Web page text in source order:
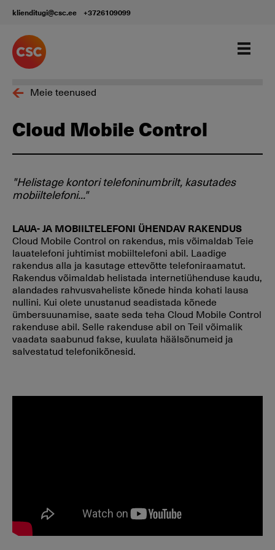
klienditugi@csc.ee +3726109099
Meie teenused
Cloud Mobile Control
"Helistage kontori telefoninumbrilt, kasutades
mobiiltelefoni..."
LAUA- JA MOBIILTELEFONI ÜHENDAV RAKENDUS
Cloud Mobile Control on rakendus, mis võimaldab Teie
lauatelefoni juhtimist mobiiltelefoni abil. Laadige
rakendus alla ja kasutage ettevõtte telefoniraamatut.
Rakendus võimaldab helistada internetiühenduse kaudu,
alandades rahvusvaheliste kõnede hinda kohati lausa
nullini. Kui olete unustanud seadistada kõnede
ümbersuunamise, saate seda teha Cloud Mobile Control
rakenduse abil. Selle rakenduse abil on Teil võimalik
vaadata saabunud fakse, kuulata häälsõnumeid ja
salvestatud telefonikõnesid.